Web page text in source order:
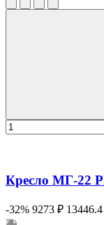
Кресло МГ-22
-32% 9273 ₽